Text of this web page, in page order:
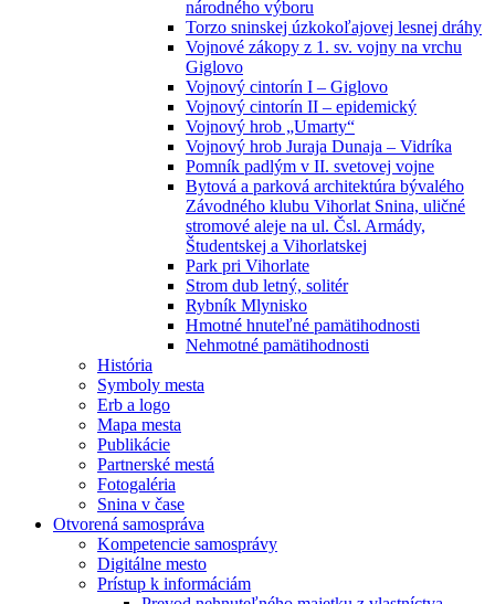
národného výboru
Torzo sninskej úzkokoľajovej lesnej dráhy
Vojnové zákopy z 1. sv. vojny na vrchu
Giglovo
Vojnový cintorín I – Giglovo
Vojnový cintorín II – epidemický
Vojnový hrob „Umarty“
Vojnový hrob Juraja Dunaja – Vidríka
Pomník padlým v II. svetovej vojne
Bytová a parková architektúra bývalého
Závodného klubu Vihorlat Snina, uličné
stromové aleje na ul. Čsl. Armády,
Študentskej a Vihorlatskej
Park pri Vihorlate
Strom dub letný, solitér
Rybník Mlynisko
Hmotné hnuteľné pamätihodnosti
Nehmotné pamätihodnosti
História
Symboly mesta
Erb a logo
Mapa mesta
Publikácie
Partnerské mestá
Fotogaléria
Snina v čase
Otvorená samospráva
Kompetencie samosprávy
Digitálne mesto
Prístup k informáciám